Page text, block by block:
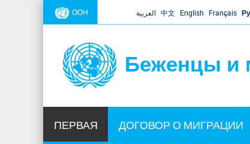
ООН العربية 中文 English Français
Беженцы и
ПЕРВАЯ ДОГОВОР О МИГРАЦИИ